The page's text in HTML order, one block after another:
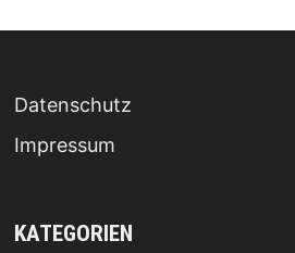
Datenschutz
Impressum
KATEGORIEN